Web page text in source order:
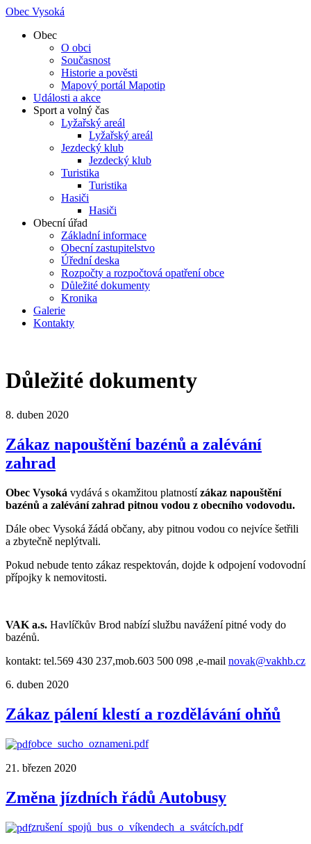
Obec Vysoká
Obec
O obci
Současnost
Historie a pověsti
Mapový portál Mapotip
Události a akce
Sport a volný čas
Lyžařský areál
Lyžařský areál
Jezdecký klub
Jezdecký klub
Turistika
Turistika
Hasiči
Hasiči
Obecní úřad
Základní informace
Obecní zastupitelstvo
Úřední deska
Rozpočty a rozpočtová opatření obce
Důležité dokumenty
Kronika
Galerie
Kontakty
Důležité dokumenty
8. duben 2020
Zákaz napouštění bazénů a zalévání
zahrad
Obec Vysoká vydává s okamžitou platnostízákaz napouštění
bazénů a zalévání zahrad pitnou vodou z obecního vodovodu.
Dále obec Vysoká žádá občany, aby pitnou vodou co nejvíce šetřili
a zbytečně neplýtvali.
Pokud nebude tento zákaz respektován, dojde k odpojení vodovodní
přípojky k nemovitosti.
VAK a.s. Havlíčkův Brod nabízí službu navážení pitné vody do
bazénů.
kontakt: tel.569 430 237,mob.603 500 098 ,e-mail novak@vakhb.cz
6. duben 2020
Zákaz pálení klestí a rozdělávání ohňů
obce_sucho_oznameni.pdf
21. březen 2020
Změna jízdních řádů Autobusy
zrušení_spojů_bus_o_víkendech_a_svátcích.pdf